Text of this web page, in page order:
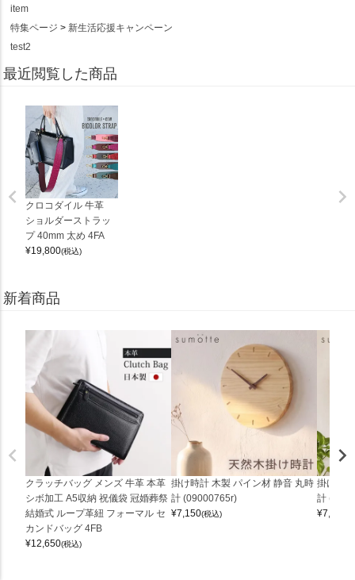
item
特集ページ
新生活応援キャンペーン
test2
最近閲覧した商品
クロコダイル 牛革
ショルダーストラッ
プ 40mm 太め 4FA
¥19,800(税込)
新着商品
クラッチバッグ メンズ 牛革 本革
シボ加工 A5収納 祝儀袋 冠婚葬祭
結婚式 ループ革紐 フォーマル セ
カンドバッグ 4FB
¥12,650(税込)
掛け時計 木製 パイン材 静音 丸時
計 (09000765r)
¥7,150(税込)
掛け時
計
¥7,150